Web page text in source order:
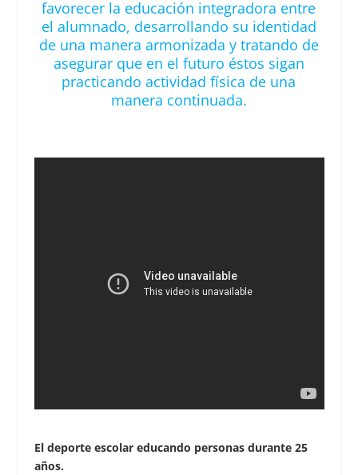
favorecer la educación integradora entre
el alumnado, desarrollando su identidad
de una manera armonizada y tratando de
asegurar que en el futuro éstos sigan
practicando actividad física de una
manera continuada.
El deporte escolar educando personas durante 25
años.